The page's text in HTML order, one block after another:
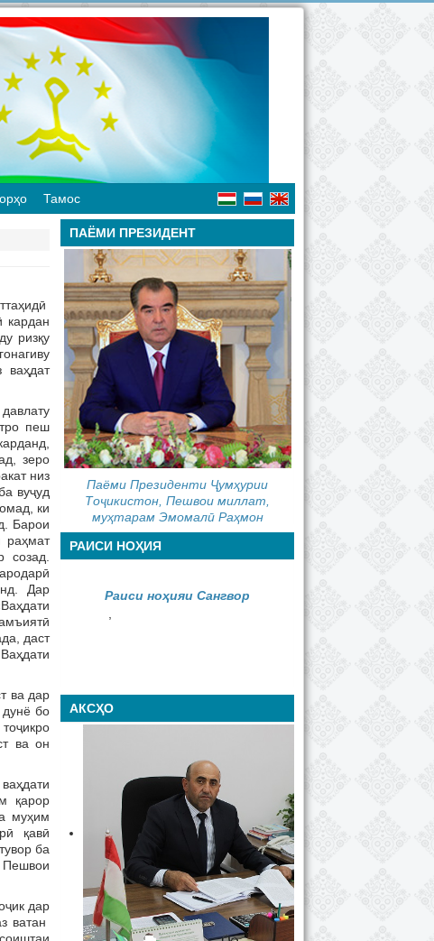
Тамос
кардан
ризқу
ваҳдат
пеш
зеро
низ
вуҷуд
ки
Барои
раҳмат
Дар
даст
ва дар
дунё бо
ва он
қарор
муҳим
қавӣ
ба
Пешвои
дар
ватан
ПАЁМИ ПРЕЗИДЕНТ
Паёми Президенти Ҷумҳурии
Тоҷикистон, Пешвои миллат,
муҳтарам Эмомалӣ Раҳмон
РАИСИ НОҲИЯ
Раиси ноҳияи Сангвор
,
АКСҲО